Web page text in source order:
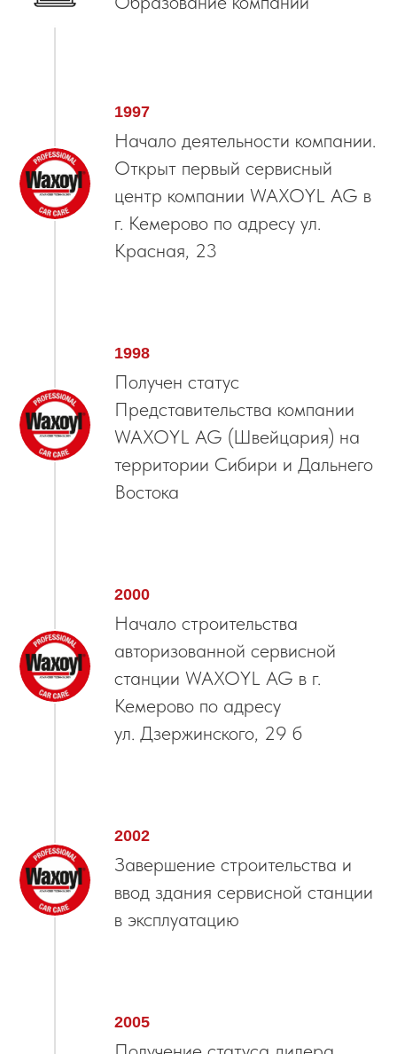
1997
Начало деятельности компании.
Открыт первый сервисный
центр компании WAXOYL AG в
г. Кемерово по адресу ул.
Красная, 23
1998
Получен статус
Представительства компании
WAXOYL AG (Швейцария) на
территории Сибири и Дальнего
Востока
2000
Начало строительства
авторизованной сервисной
станции WAXOYL AG в г.
Кемерово по адресу
ул. Дзержинского, 29 б
2002
Завершение строительства и
ввод здания сервисной станции
в эксплуатацию
2005